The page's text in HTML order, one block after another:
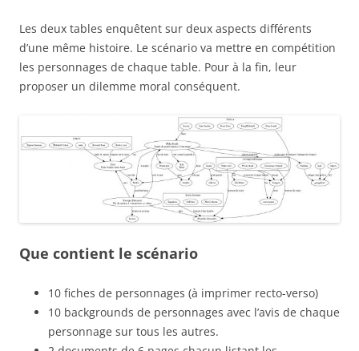
Les deux tables enquêtent sur deux aspects différents
d’une même histoire. Le scénario va mettre en compétition
les personnages de chaque table. Pour à la fin, leur
proposer un dilemme moral conséquent.
Que contient le scénario
10 fiches de personnages (à imprimer recto-verso)
10 backgrounds de personnages avec l’avis de chaque
personnage sur tous les autres.